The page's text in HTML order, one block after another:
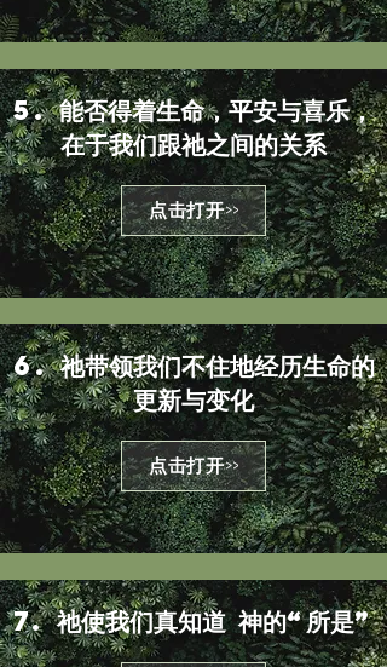
5. 能否得着生命，平安与喜乐，
在于我们跟祂之间的关系
点击打开>>
6. 祂带领我们不住地经历生命的
更新与变化
点击打开>>
7. 祂使我们真知道 神的“所是”